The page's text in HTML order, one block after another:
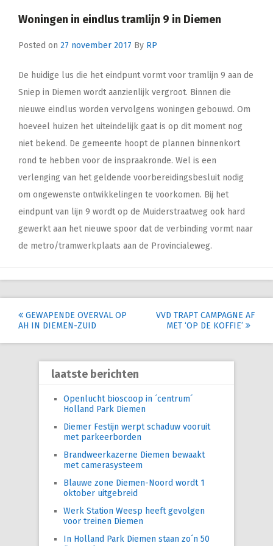
Woningen in eindlus tramlijn 9 in Diemen
Posted on 27 november 2017 By RP
De huidige lus die het eindpunt vormt voor tramlijn 9 aan de
Sniep in Diemen wordt aanzienlijk vergroot. Binnen die
nieuwe eindlus worden vervolgens woningen gebouwd. Om
hoeveel huizen het uiteindelijk gaat is op dit moment nog
niet bekend. De gemeente hoopt de plannen binnenkort
rond te hebben voor de inspraakronde. Wel is een
verlenging van het geldende voorbereidingsbesluit nodig
om ongewenste ontwikkelingen te voorkomen. Bij het
eindpunt van lijn 9 wordt op de Muiderstraatweg ook hard
gewerkt aan het nieuwe spoor dat de verbinding vormt naar
de metro/tramwerkplaats aan de Provincialeweg.
Post
GEWAPENDE OVERVAL OP
AH IN DIEMEN-ZUID
VVD TRAPT CAMPAGNE AF
MET ‘OP DE KOFFIE’
laatste berichten
Openlucht bioscoop in ´centrum´
Holland Park Diemen
Diemer Festijn werpt schaduw vooruit
met parkeerborden
Brandweerkazerne Diemen bewaakt
met camerasysteem
Blauwe zone Diemen-Noord wordt 1
oktober uitgebreid
Werk Station Weesp heeft gevolgen
voor treinen Diemen
In Holland Park Diemen staan zo´n 50